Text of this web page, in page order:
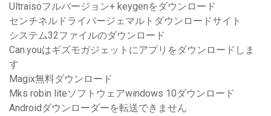
Ultraisoフルバージョン+ keygenをダウンロード
センチネルドライバージェマルトダウンロードサイト
システム32ファイルのダウンロード
Can.youはギズモガジェットにアプリをダウンロードしま
す
Magix無料ダウンロード
Mks robin liteソフトウェアwindows 10ダウンロード
Androidダウンローダーを転送できません